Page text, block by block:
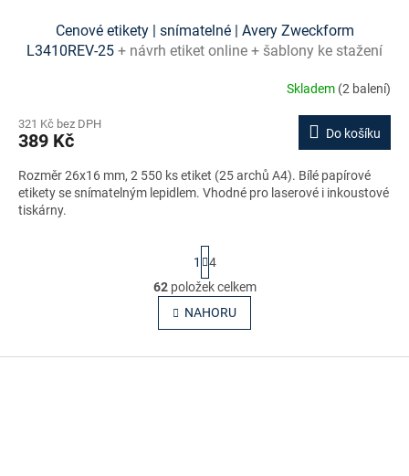
Cenové etikety | snímatelné | Avery Zweckform
L3410REV-25 + návrh etiket online + šablony ke stažení
Skladem (2 balení)
321 Kč bez DPH
389 Kč Do košíku
Rozměr 26x16 mm, 2 550 ks etiket (25 archů A4). Bílé papírové
etikety se snímatelným lepidlem. Vhodné pro laserové i inkoustové
tiskárny.
O
v
l
S
t
r
á
n
k
v
1
4
62položek celkem
NAHORU